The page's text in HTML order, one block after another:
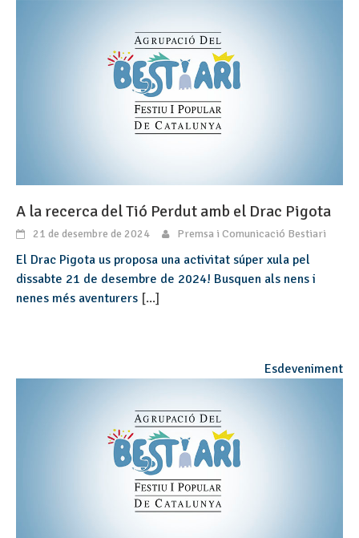
A la recerca del Tió Perdut amb el Drac Pigota
21 de desembre de 2024 Premsa i Comunicació Bestiari
El Drac Pigota us proposa una activitat súper xula pel
dissabte 21 de desembre de 2024! Busquen als nens i
nenes més aventurers [...]
Esdeveniment